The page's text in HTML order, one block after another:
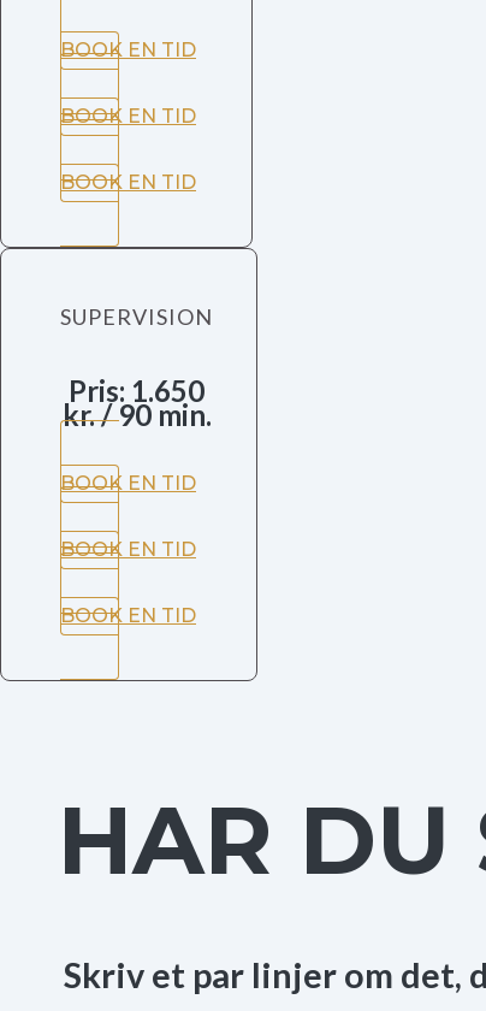
BOOK EN TID
BOOK EN TID
BOOK EN TID
SUPERVISION
Pris: 1.650
kr. / 90 min.
BOOK EN TID
BOOK EN TID
BOOK EN TID
HAR DU
Skriv et par linjer om det,